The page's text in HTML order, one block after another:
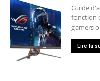
Guide
fonction
gamers
Lire la